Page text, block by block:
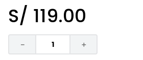
S/ 119.00
＋
－